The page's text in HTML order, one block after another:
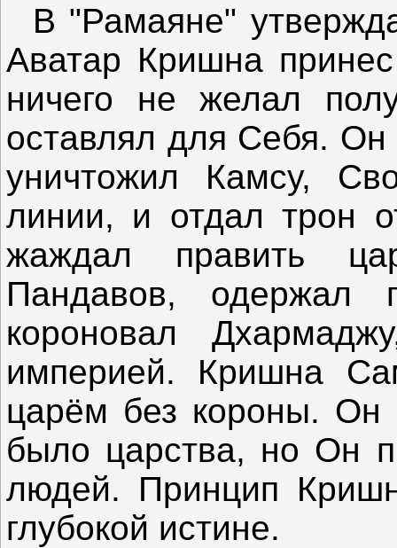
В "Рамаяне"
Аватар Кришна
ничего не желал
оставлял для Себя.
уничтожил Камсу,
линии, и отдал трон
жаждал править
Пандавов, одержал
короновал
империей. Кришна
царём без короны.
было царства, но Он
людей. Принцип
глубокой истине.